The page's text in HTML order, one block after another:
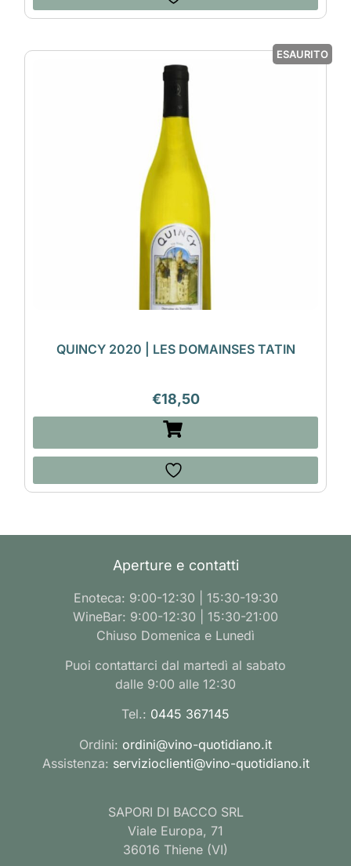
ESAURITO
QUINCY 2020 | LES DOMAINSES TATIN
€18,50
Aperture e contatti
Enoteca: 9:00-12:30 | 15:30-19:30
WineBar: 9:00-12:30 | 15:30-21:00
Chiuso Domenica e Lunedì
Puoi contattarci dal martedì al sabato
dalle 9:00 alle 12:30
Tel.: 0445 367145
Ordini: ordini@vino-quotidiano.it
Assistenza: servizioclienti@vino-quotidiano.it
SAPORI DI BACCO SRL
Viale Europa, 71
36016 Thiene (VI)